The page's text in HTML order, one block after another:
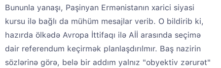
Bununla yanaşı, Paşinyan Ermənistanın xarici siyasi
kursu ilə bağlı da mühüm mesajlar verib. O bildirib ki,
hazırda ölkədə Avropa İttifaqı ilə Aİİ arasında seçimə
dair referendum keçirmək planlaşdırılmır. Baş nazirin
sözlərinə görə, belə bir addım yalnız "obyektiv zərurət"